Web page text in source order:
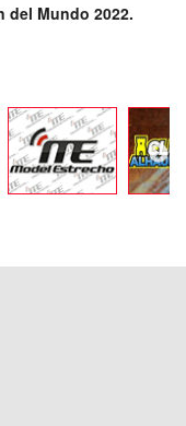
del Mundo 2022.